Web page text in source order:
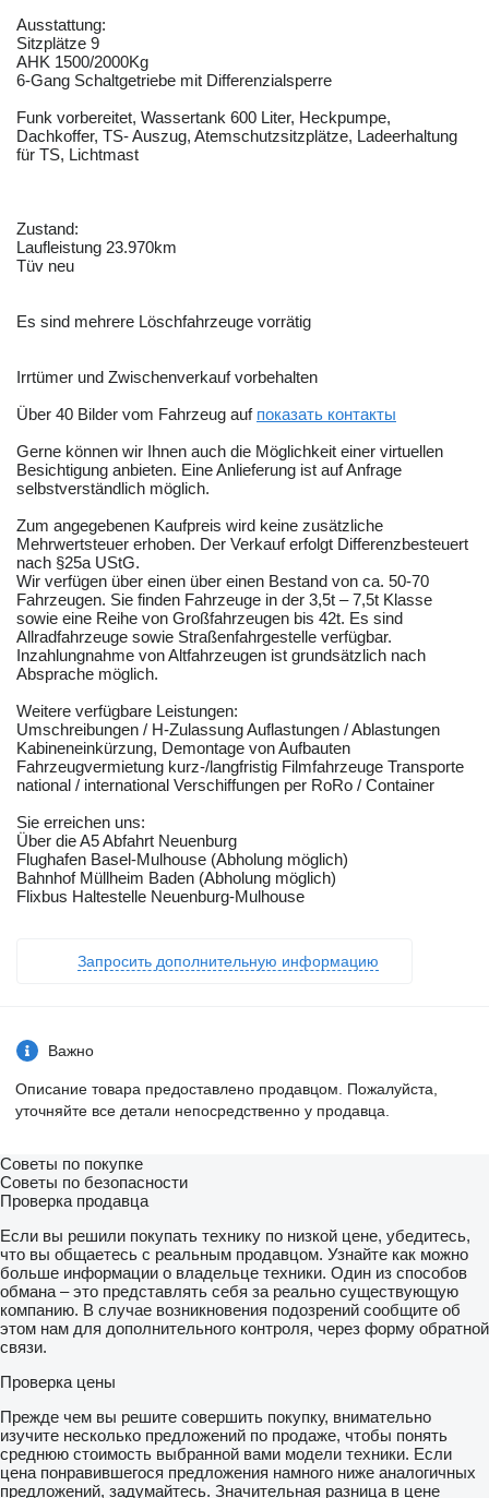
Ausstattung:
Sitzplätze 9
AHK 1500/2000Kg
6-Gang Schaltgetriebe mit Differenzialsperre
Funk vorbereitet, Wassertank 600 Liter, Heckpumpe,
Dachkoffer, TS- Auszug, Atemschutzsitzplätze, Ladeerhaltung
für TS, Lichtmast
Zustand:
Laufleistung 23.970km
Tüv neu
Es sind mehrere Löschfahrzeuge vorrätig
Irrtümer und Zwischenverkauf vorbehalten
Über 40 Bilder vom Fahrzeug auf показать контакты
Gerne können wir Ihnen auch die Möglichkeit einer virtuellen
Besichtigung anbieten. Eine Anlieferung ist auf Anfrage
selbstverständlich möglich.
Zum angegebenen Kaufpreis wird keine zusätzliche
Mehrwertsteuer erhoben. Der Verkauf erfolgt Differenzbesteuert
nach §25a UStG.
Wir verfügen über einen über einen Bestand von ca. 50-70
Fahrzeugen. Sie finden Fahrzeuge in der 3,5t – 7,5t Klasse
sowie eine Reihe von Großfahrzeugen bis 42t. Es sind
Allradfahrzeuge sowie Straßenfahrgestelle verfügbar.
Inzahlungnahme von Altfahrzeugen ist grundsätzlich nach
Absprache möglich.
Weitere verfügbare Leistungen:
Umschreibungen / H-Zulassung Auflastungen / Ablastungen
Kabineneinkürzung, Demontage von Aufbauten
Fahrzeugvermietung kurz-/langfristig Filmfahrzeuge Transporte
national / international Verschiffungen per RoRo / Container
Sie erreichen uns:
Über die A5 Abfahrt Neuenburg
Flughafen Basel-Mulhouse (Abholung möglich)
Bahnhof Müllheim Baden (Abholung möglich)
Flixbus Haltestelle Neuenburg-Mulhouse
Запросить дополнительную информацию
Важно
Описание товара предоставлено продавцом. Пожалуйста,
уточняйте все детали непосредственно у продавца.
Советы по покупке
Советы по безопасности
Проверка продавца
Если вы решили покупать технику по низкой цене, убедитесь,
что вы общаетесь с реальным продавцом. Узнайте как можно
больше информации о владельце техники. Один из способов
обмана – это представлять себя за реально существующую
компанию. В случае возникновения подозрений сообщите об
этом нам для дополнительного контроля, через форму обратной
связи.
Проверка цены
Прежде чем вы решите совершить покупку, внимательно
изучите несколько предложений по продаже, чтобы понять
среднюю стоимость выбранной вами модели техники. Если
цена понравившегося предложения намного ниже аналогичных
предложений, задумайтесь. Значительная разница в цене